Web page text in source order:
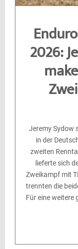
2026:
Jeremy Sydow
in der
zweiten
lieferte sich
Zweikampf mit
trennten die
Für eine weitere